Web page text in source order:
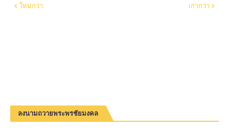
ใหม่กว่า เก่ากว่า
ลงนามถวายพระพรชัยมงคล